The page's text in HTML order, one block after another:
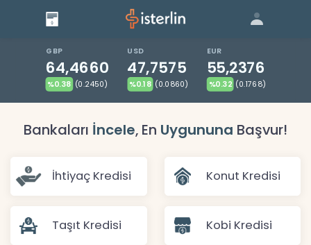
| Blog | Giriş
GBP
64,4660
%0.38 (0.2450)
USD
47,7575
%0.18 (0.0860)
EUR
55,2376
%0.32 (0.1768)
Bankaları İncele, En Uygununa Başvur!
İhtiyaç Kredisi Konut Kredisi
Taşıt Kredisi Kobi Kredisi